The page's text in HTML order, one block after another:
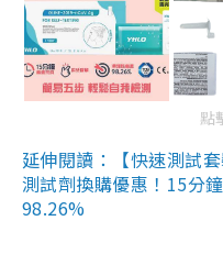
點
延伸閱讀：【快速測試
測試劑換購優惠！15分
98.26%